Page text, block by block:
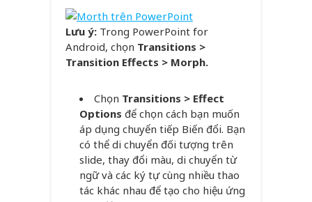
Lưu ý: Trong PowerPoint for
Android, chọn Transitions >
Transition Effects > Morph.
Chọn Transitions > Effect
Options để chọn cách bạn muốn
áp dụng chuyển tiếp Biến đổi. Bạn
có thể di chuyển đối tượng trên
slide, thay đổi màu, di chuyển từ
ngữ và các ký tự cùng nhiều thao
tác khác nhau để tạo cho hiệu ứng